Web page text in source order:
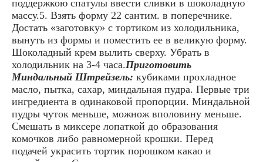
поддержкою спатулы ввести сливки в шоколадную
массу.5. Взять форму 22 сантим. в поперечнике.
Достать «заготовку» с тортиком из холодильника,
вынуть из формы и поместить ее в великую форму.
Шоколадный крем вылить сверху. Убрать в
холодильник на 3-4 часа.Приготовить
Миндальный Штрейзель: кубиками прохладное
масло, пытка, сахар, миндальная пудра. Первые три
ингредиента в одинаковой пропорции. Миндальной
пудры чуток меньше, можнож вполовину меньше.
Смешать в миксере лопаткой до образования
комочков либо равномерной крошки. Перед
подачей украсить тортик порошком какао и